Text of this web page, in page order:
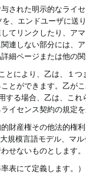
された明示的なライ
、エンドユーザに
てリンクしたり、ア
連しない部分には、
細ページまたは他の
とにより、乙は、１
とができます。乙が
する場合、乙は、こ
イセンス契約の規定
財産権その他法的権
規模言語モデル、マ
せないものとします。
表にて定義します。